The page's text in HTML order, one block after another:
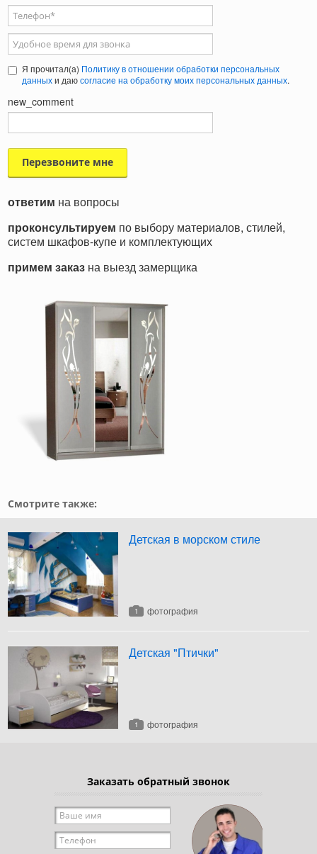
Телефон*
Удобное время для звонка
Я прочитал(а) Политику в отношении обработки персональных
данныхи даюсогласие на обработку моих персональных данных.
new_comment
ответим на вопросы
проконсультируем по выбору материалов, стилей,
систем шкафов-купе и комплектующих
примем заказ на выезд замерщика
Смотрите также:
Детская в морском стиле
1 фотография
Детская "Птички"
1 фотография
Заказать обратный звонок
Ваше имя
Телефон